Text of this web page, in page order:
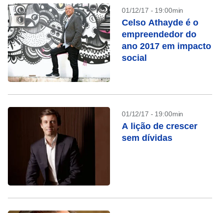
01/12/17 - 19:00min
Celso Athayde é o
empreendedor do
ano 2017 em impacto
social
01/12/17 - 19:00min
A lição de crescer
sem dívidas